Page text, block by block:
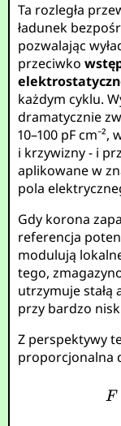
Ta rozległa
ładunek
pozwalając
przeciwko
każdym cyklu.
dramatycznie
10–100 pF
i krzywizny - i
aplikowane w
pola
Gdy korona
referencja
modulują
tego,
utrzymuje stałą
przy bardzo
Z perspektywy
proporcjonalna